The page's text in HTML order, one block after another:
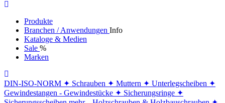
Produkte
Branchen / Anwendungen Info
Kataloge & Medien
Sale %
Marken
DIN-ISO-NORM ✦ Schrauben ✦ Muttern ✦ Unterlegscheiben ✦
Gewindestangen - Gewindestücke ✦ Sicherungsringe ✦